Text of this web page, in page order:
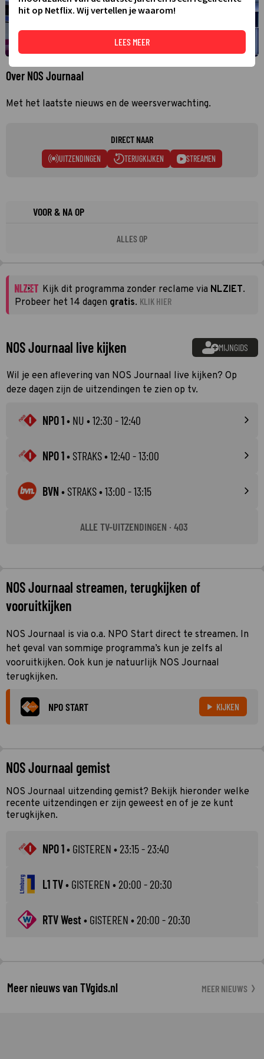
Over NOS Journaal
Met het laatste nieuws en de weersverwachting.
DIRECT NAAR
UITZENDINGEN TERUGKIJKEN STREAMEN
VOOR & NA OP
ALLES OP
Kijk dit programma zonder reclame via NLZIET.
Probeer het 14 dagen gratis. KLIK HIER
NOS Journaal live kijken MIJNGIDS
Wil je een aflevering van NOS Journaal live kijken? Op
deze dagen zijn de uitzendingen te zien op tv.
NPO 1• NU • 12:30 - 12:40
NPO 1• STRAKS• 12:40 - 13:00
BVN • STRAKS• 13:00 - 13:15
ALLE TV-UITZENDINGEN · 403
NOS Journaal streamen, terugkijken of
vooruitkijken
NOS Journaal is via o.a. NPO Start direct te streamen. In
het geval van sommige programma’s kun je zelfs al
vooruitkijken. Ook kun je natuurlijk NOS Journaal
terugkijken.
NPO START KIJKEN
NOS Journaal gemist
NOS Journaal uitzending gemist? Bekijk hieronder welke
recente uitzendingen er zijn geweest en of je ze kunt
terugkijken.
NPO 1• GISTEREN • 23:15 - 23:40
L1 TV• GISTEREN • 20:00 - 20:30
RTV West• GISTEREN • 20:00 - 20:30
Meer nieuws van TVgids.nl MEER NIEUWS
hit op Netflix. Wij vertellen je waarom!
LEES MEER